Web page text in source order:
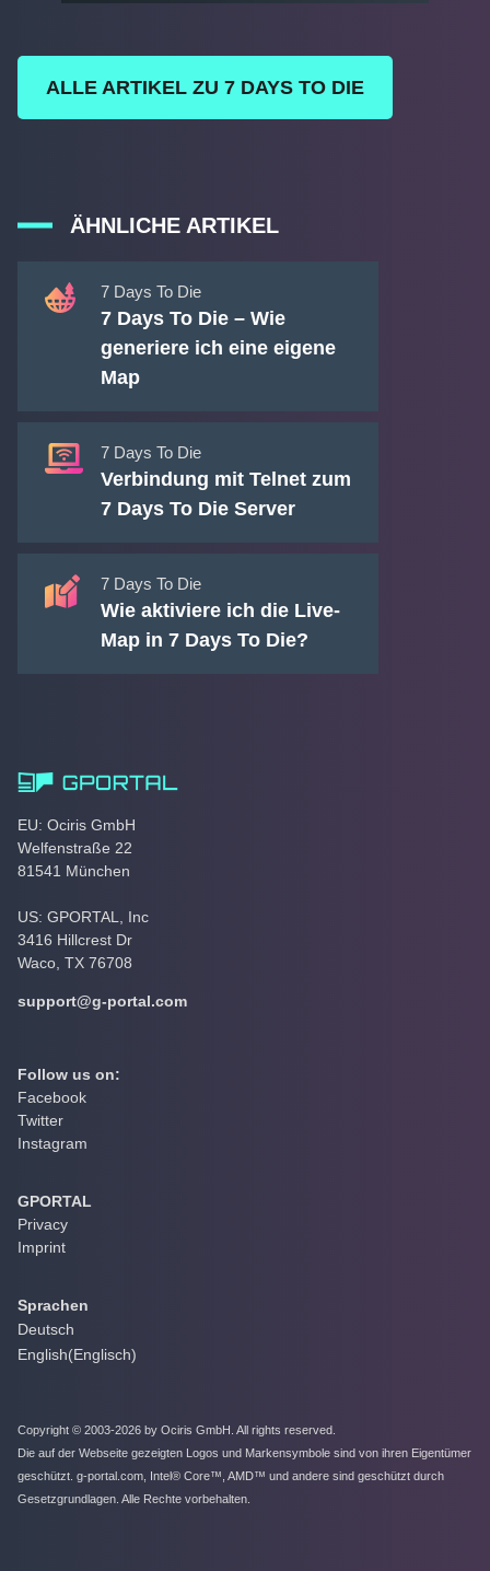
ALLE ARTIKEL ZU 7 DAYS TO DIE
ÄHNLICHE ARTIKEL
7 Days To Die
7 Days To Die – Wie
generiere ich eine eigene
Map
7 Days To Die
Verbindung mit Telnet zum
7 Days To Die Server
7 Days To Die
Wie aktiviere ich die Live-
Map in 7 Days To Die?
EU: Ociris GmbH
Welfenstraße 22
81541 München
US: GPORTAL, Inc
3416 Hillcrest Dr
Waco, TX 76708
support@g-portal.com
Follow us on:
Facebook
Twitter
Instagram
GPORTAL
Privacy
Imprint
Sprachen
Deutsch
English(Englisch)
Copyright © 2003-2026 by Ociris GmbH. All rights reserved.
Die auf der Webseite gezeigten Logos und Markensymbole sind von ihren Eigentümer
geschützt. g-portal.com, Intel® Core™, AMD™ und andere sind geschützt durch
Gesetzgrundlagen. Alle Rechte vorbehalten.